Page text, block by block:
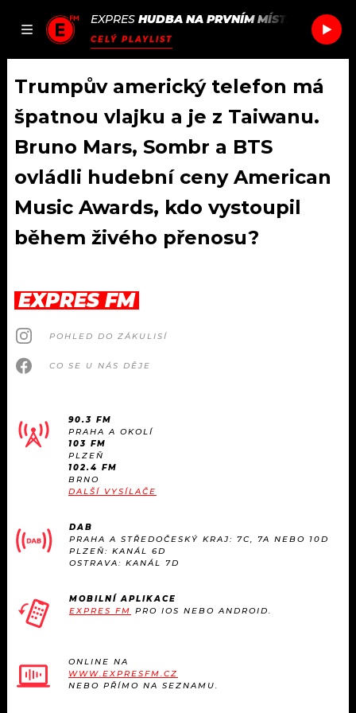
JAK
SEZNAM.CZ
EXPRES HUDBA NA PRVNÍM MÍSTĚ
CELÝ PLAYLIST
ČLÁNKY
AKTUÁLNĚ
HUDBA
ROZHOVORY
#NEBUDUDOMA
KALENDÁŘ
VIP
TRENDY
OSTATNÍ
PODCASTY
RÁDIO
APLIKACE
PROGRAM
JAK NALADIT
SOUTĚŽE
Trumpův americký telefon má
špatnou vlajku a je z Taiwanu.
Bruno Mars, Sombr a BTS
ovládli hudební ceny American
Music Awards, kdo vystoupil
během živého přenosu?
EXPRES FM
POHLED DO ZÁKULISÍ
CO SE U NÁS DĚJE
90.3 FM
PRAHA A OKOLÍ
103 FM
PLZEŇ
102.4 FM
BRNO
DALŠÍ VYSÍLAČE
DAB
PRAHA A STŘEDOČESKÝ KRAJ: 7C, 7A NEBO 10D
PLZEŇ: KANÁL 6D
OSTRAVA: KANÁL 7D
MOBILNÍ APLIKACE
EXPRES FM PRO IOS NEBO ANDROID.
ONLINE NA
WWW.EXPRESFM.CZ
NEBO PŘÍMO NA SEZNAMU.